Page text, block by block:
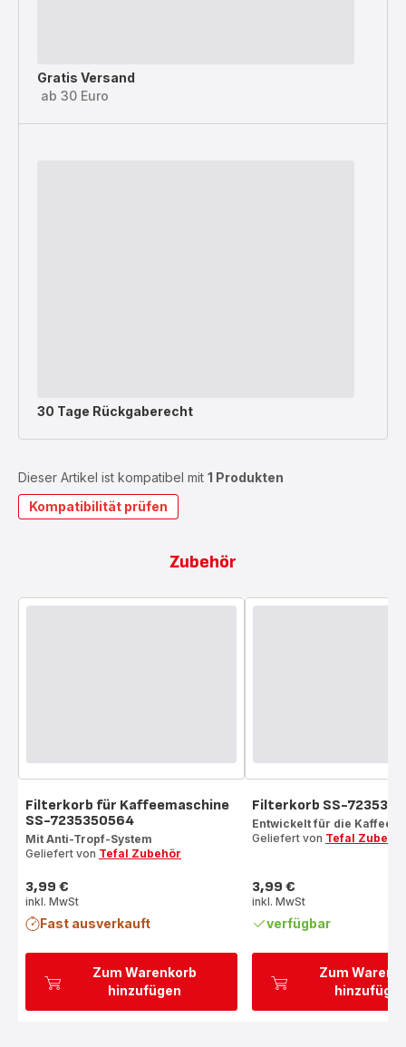
Gratis Versand
ab 30 Euro
30 Tage Rückgaberecht
Dieser Artikel ist kompatibel mit 1 Produkten
Kompatibilität prüfen
Zubehör
Zum Warenkorb
hinzufügen
Filterkorb für Kaffeemaschine
SS-7235350564
Mit Anti-Tropf-System
Geliefert von Tefal Zubehör
Preis
3,99 €
inkl. MwSt
Fast ausverkauft
Zum
Filterkorb SS-
Entwickelt für die
Geliefert von Tefal
Preis
3,99 €
inkl. MwSt
verfügbar